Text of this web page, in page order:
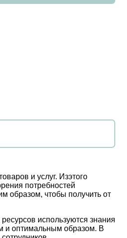
и услуг. Изэтого
потребностей
образом, чтобы получить от
используются знания
и оптимальным образом. В